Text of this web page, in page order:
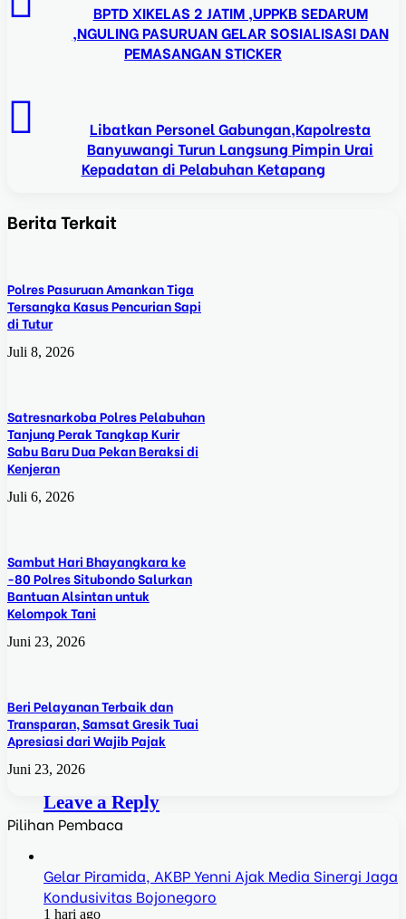
BPTD XIKELAS 2 JATIM ,UPPKB SEDARUM
,NGULING PASURUAN GELAR SOSIALISASI DAN
PEMASANGAN STICKER
Libatkan Personel Gabungan,Kapolresta
Banyuwangi Turun Langsung Pimpin Urai
Kepadatan di Pelabuhan Ketapang
Berita Terkait
Polres Pasuruan Amankan Tiga
Tersangka Kasus Pencurian Sapi
di Tutur
Juli 8, 2026
Satresnarkoba Polres Pelabuhan
Tanjung Perak Tangkap Kurir
Sabu Baru Dua Pekan Beraksi di
Kenjeran
Juli 6, 2026
Sambut Hari Bhayangkara ke
-80 Polres Situbondo Salurkan
Bantuan Alsintan untuk
Kelompok Tani
Juni 23, 2026
Beri Pelayanan Terbaik dan
Transparan, Samsat Gresik Tuai
Apresiasi dari Wajib Pajak
Juni 23, 2026
Leave a Reply
Pilihan Pembaca
Gelar Piramida, AKBP Yenni Ajak Media Sinergi Jaga
Kondusivitas Bojonegoro
1 hari ago